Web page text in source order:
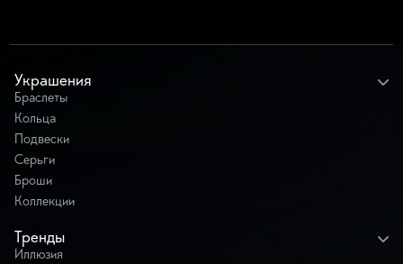
Украшения
Браслеты
Кольца
Подвески
Серьги
Броши
Коллекции
Тренды
Иллюзия